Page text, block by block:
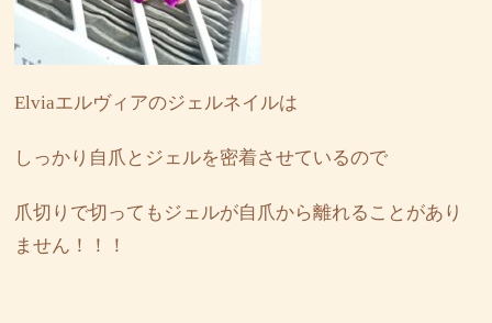
Elviaエルヴィアのジェルネイルは
しっかり自爪とジェルを密着させているので
爪切りで切ってもジェルが自爪から離れることがあり
ません！！！